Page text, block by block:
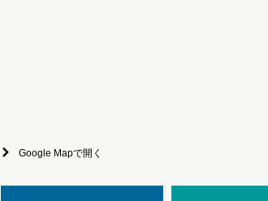
Google Mapで開く